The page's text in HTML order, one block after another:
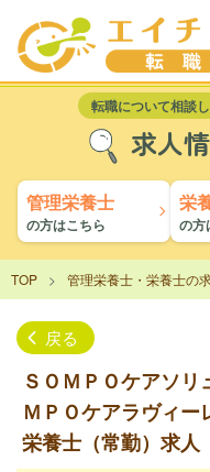
転職について相談
求人
管理栄養士
の方はこちら
栄
の方
TOP 管理栄養士・栄養士の
戻る
ＳＯＭＰＯケアソ
ＭＰＯケアラヴィ
栄養士（常勤）求人